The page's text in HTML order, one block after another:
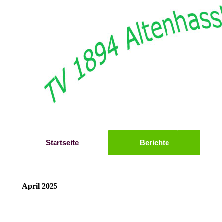
Startseite Berichte
April 2025